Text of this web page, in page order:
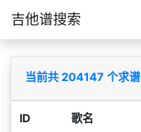
吉他谱搜索
当前共 204147 个求谱
ID 歌名